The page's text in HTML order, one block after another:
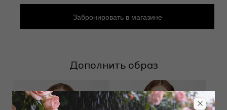
Дополнить образ
Забронировать в магазине